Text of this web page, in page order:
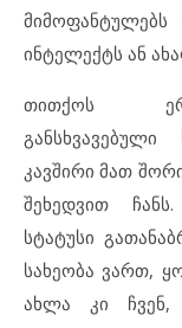
ინტელექტს ან
თითქოს
კავშირი მათ
შეხედვით
სტატუსი
სახეობა ვართ,
ახლა კი ჩვენ,